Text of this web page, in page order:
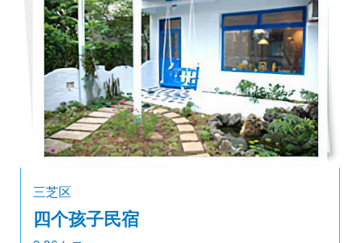
三芝区
四个孩子民宿